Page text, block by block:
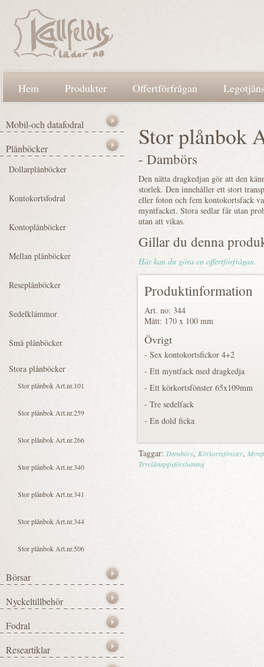
Hem Produkter Offertförfrågan
Stor plånbok
- Dambörs
Den nätta dragkedjan gör att den
storlek. Den innehåller ett stort
eller foton och fem kontokortsfack
myntfacket. Stora sedlar får utan
utan att vikas.
Gillar du denna
Här kan du göra en offertförfrågan.
Produktinformation
Art. no: 344
Mått: 170 x 100 mm
Övrigt
- Sex kontokortsfickor 4+2
- Ett myntfack med dragkedja
- Ett körkortsfönster 65x109mm
- Tre sedelfack
- En dold ficka
Taggar: Dambörs, Körkortsfönster,
Tryckknappsförslutning